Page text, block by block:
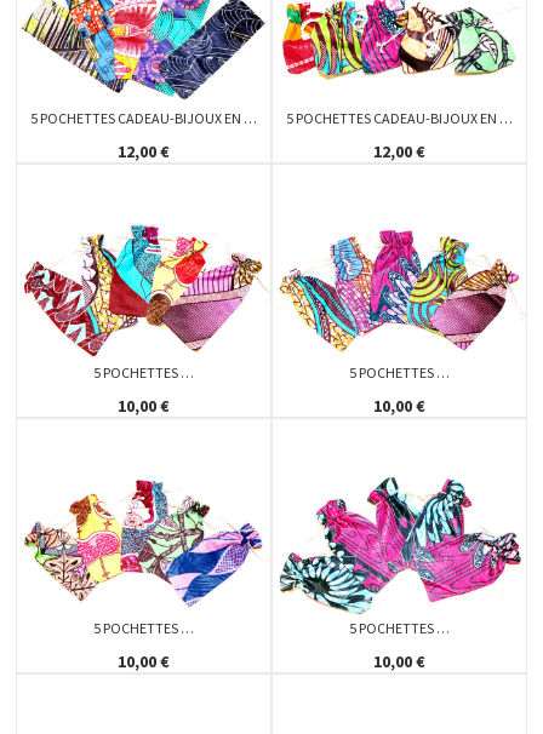
5 POCHETTES CADEAU-BIJOUX EN …
12,00 €
5 POCHETTES CADEAU-BIJOUX EN …
12,00 €
5 POCHETTES …
10,00 €
5 POCHETTES …
10,00 €
5 POCHETTES …
10,00 €
5 POCHETTES …
10,00 €